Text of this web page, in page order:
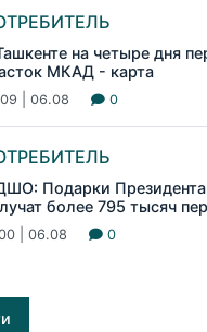
на четыре дня
МКАД - карта
| 06.08 0
Подарки Президента
более 795 тысяч
| 06.08 0